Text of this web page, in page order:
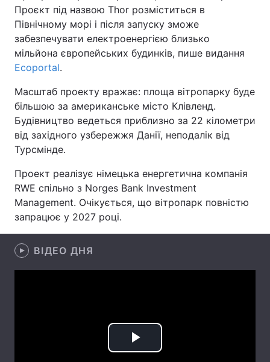
Україна Політика
Економіка Світ
Спорт Наука
Зброя Інциденти
Здоров'я Туризм
Екологія Регіони
Лонгріди
Відео з Youtube
Проєкт під назвою Thor розміститься в
Північному морі і після запуску зможе
забезпечувати електроенергією близько
мільйона європейських будинків, пише видання
Ecoportal.
Масштаб проекту вражає: площа вітропарку буде
більшою за американське місто Клівленд.
Будівництво ведеться приблизно за 22 кілометри
від західного узбережжя Данії, неподалік від
Турсмінде.
Проект реалізує німецька енергетична компанія
RWE спільно з Norges Bank Investment
Management. Очікується, що вітропарк повністю
запрацює у 2027 році.
ВІДЕО ДНЯ
Play